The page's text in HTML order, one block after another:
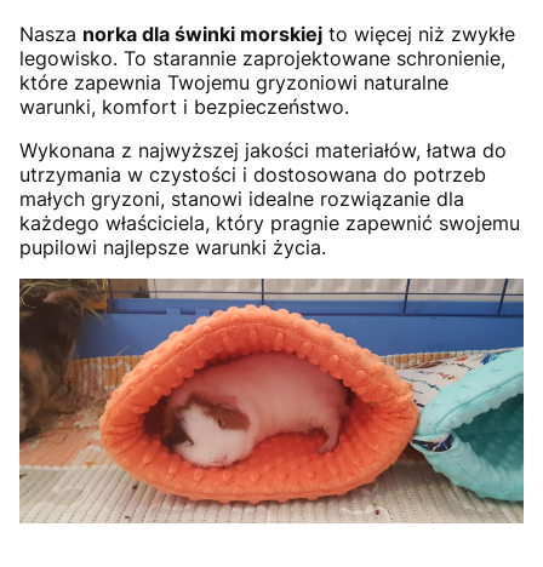
Nasza norka dla świnki morskiej to więcej niż zwykłe
legowisko. To starannie zaprojektowane schronienie,
które zapewnia Twojemu gryzoniowi naturalne
warunki, komfort i bezpieczeństwo.
Wykonana z najwyższej jakości materiałów, łatwa do
utrzymania w czystości i dostosowana do potrzeb
małych gryzoni, stanowi idealne rozwiązanie dla
każdego właściciela, który pragnie zapewnić swojemu
pupilowi najlepsze warunki życia.